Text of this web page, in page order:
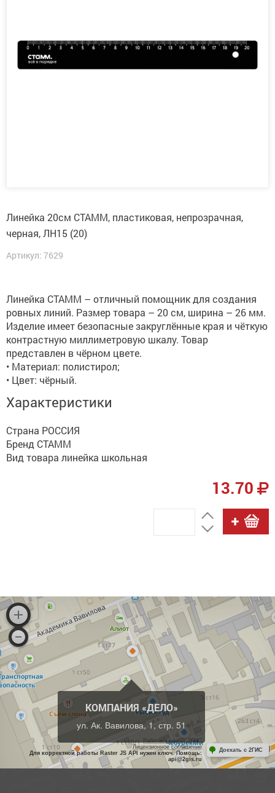
Линейка 20см СТАММ, пластиковая, непрозрачная,
черная, ЛН15 (20)
Артикул: 7629
Линейка СТАММ – отличный помощник для создания
ровных линий. Размер товара – 20 см, ширина – 26 мм.
Изделие имеет безопасные закруглённые края и чёткую
контрастную миллиметровую шкалу. Товар
представлен в чёрном цвете.
• Материал: полистирол;
• Цвет: чёрный.
Характеристики
Страна РОССИЯ
Бренд СТАММ
Вид товара линейка школьная
13.70
КОМПАНИЯ «ДЕЛО»
ул. Ак. Вавилова, 1, стр. 51
Работает на API 2ГИС
Лицензионное соглашение
Для корректной работы Raster JS API нужен ключ. Помощь:
api@2gis.ru
Доехать с 2ГИС